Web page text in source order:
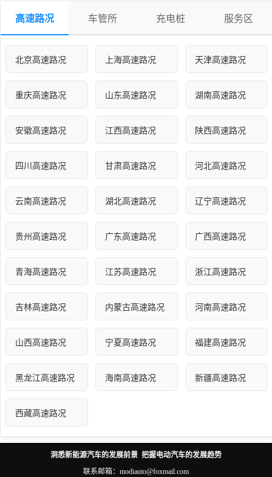
高速路况 车管所 充电桩 服务区
北京高速路况 上海高速路况 天津高速路况
重庆高速路况 山东高速路况 湖南高速路况
安徽高速路况 江西高速路况 陕西高速路况
四川高速路况 甘肃高速路况 河北高速路况
云南高速路况 湖北高速路况 辽宁高速路况
贵州高速路况 广东高速路况 广西高速路况
青海高速路况 江苏高速路况 浙江高速路况
吉林高速路况 内蒙古高速路况 河南高速路况
山西高速路况 宁夏高速路况 福建高速路况
黑龙江高速路况 海南高速路况 新疆高速路况
西藏高速路况
洞悉新能源汽车的发展前景 把握电动汽车的发展趋势
联系邮箱：modiauto@foxmail.com